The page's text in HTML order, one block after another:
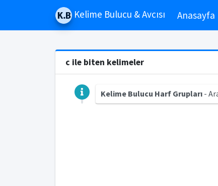
Kelime Bulucu & Avcısı Anasayfa
c ile biten kelimeler
Kelime Bulucu Harf Grupları-